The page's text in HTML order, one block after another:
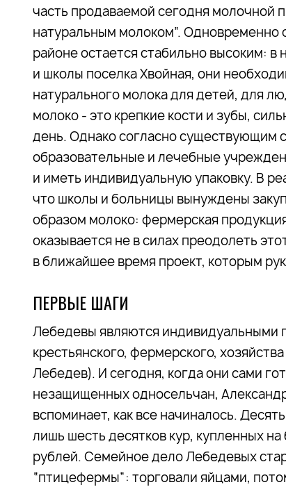
часть продаваемой сегодня молочной
натуральным молоком”. Одновременно
районе остается стабильно высоким:
и школы поселка Хвойная, они
натурального молока для детей, для
молоко - это крепкие кости и зубы,
день. Однако согласно существующим
образовательные и лечебные
и иметь индивидуальную упаковку. В
что школы и больницы вынуждены
образом молоко: фермерская
оказывается не в силах преодолеть
в ближайшее время проект, которым
ПЕРВЫЕ ШАГИ
Лебедевы являются индивидуальными
крестьянского, фермерского,
Лебедев). И сегодня, когда они сами
незащищенных односельчан,
вспоминает, как все начиналось.
лишь шесть десятков кур, купленных
рублей. Семейное дело Лебедевых
“птицефермы”: торговали яйцами,